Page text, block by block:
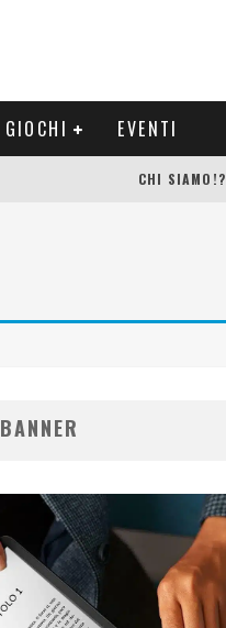
GIOCHI EVENTI
CHI SIAMO!?
BANNER